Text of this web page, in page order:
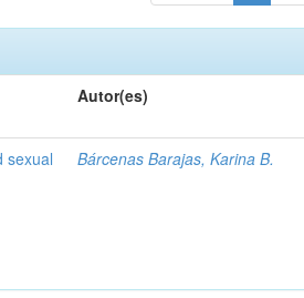
Autor(es)
sexual
Bárcenas Barajas, Karina B.